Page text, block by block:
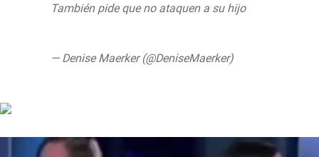
También pide que no ataquen a su hijo
— Denise Maerker (@DeniseMaerker)